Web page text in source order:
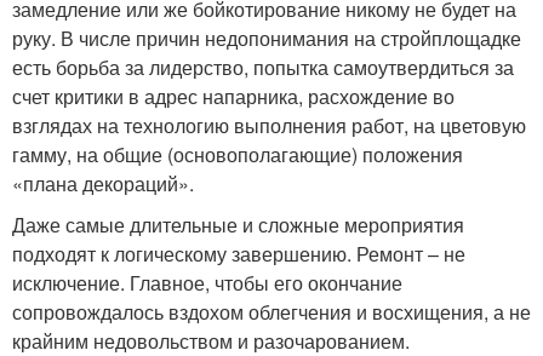
замедление или же бойкотирование никому не будет на
руку. В числе причин недопонимания на стройплощадке
есть борьба за лидерство, попытка самоутвердиться за
счет критики в адрес напарника, расхождение во
взглядах на технологию выполнения работ, на цветовую
гамму, на общие (основополагающие) положения
«плана декораций».
Даже самые длительные и сложные мероприятия
подходят к логическому завершению. Ремонт – не
исключение. Главное, чтобы его окончание
сопровождалось вздохом облегчения и восхищения, а не
крайним недовольством и разочарованием.